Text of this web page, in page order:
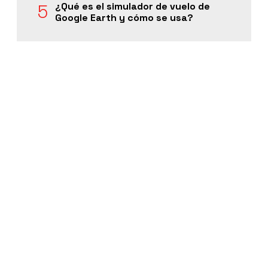
¿Qué es el simulador de vuelo de
Google Earth y cómo se usa?